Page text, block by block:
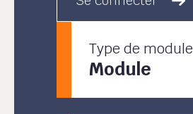
Type de module
Module